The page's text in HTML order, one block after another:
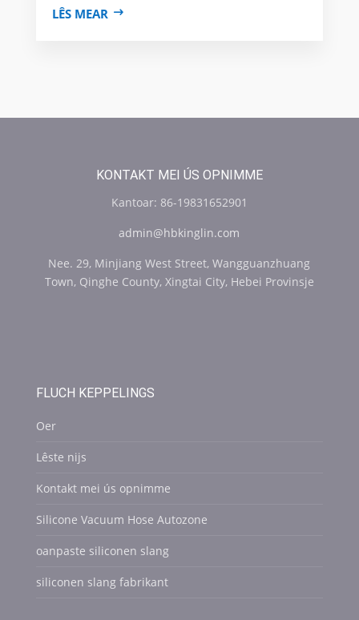
LÊS MEAR
KONTAKT MEI ÚS OPNIMME
Kantoar: 86-19831652901
admin@hbkinglin.com
Nee. 29, Minjiang West Street, Wangguanzhuang
Town, Qinghe County, Xingtai City, Hebei Provinsje
FLUCH KEPPELINGS
Oer
Lêste nijs
Kontakt mei ús opnimme
Silicone Vacuum Hose Autozone
oanpaste siliconen slang
siliconen slang fabrikant